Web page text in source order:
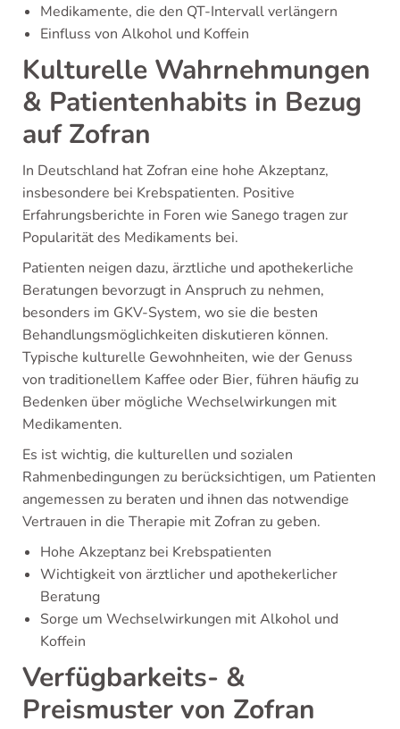
Medikamente, die den QT-Intervall verlängern
Einfluss von Alkohol und Koffein
Kulturelle Wahrnehmungen
& Patientenhabits in Bezug
auf Zofran
In Deutschland hat Zofran eine hohe Akzeptanz,
insbesondere bei Krebspatienten. Positive
Erfahrungsberichte in Foren wie Sanego tragen zur
Popularität des Medikaments bei.
Patienten neigen dazu, ärztliche und apothekerliche
Beratungen bevorzugt in Anspruch zu nehmen,
besonders im GKV-System, wo sie die besten
Behandlungsmöglichkeiten diskutieren können.
Typische kulturelle Gewohnheiten, wie der Genuss
von traditionellem Kaffee oder Bier, führen häufig zu
Bedenken über mögliche Wechselwirkungen mit
Medikamenten.
Es ist wichtig, die kulturellen und sozialen
Rahmenbedingungen zu berücksichtigen, um Patienten
angemessen zu beraten und ihnen das notwendige
Vertrauen in die Therapie mit Zofran zu geben.
Hohe Akzeptanz bei Krebspatienten
Wichtigkeit von ärztlicher und apothekerlicher
Beratung
Sorge um Wechselwirkungen mit Alkohol und
Koffein
Verfügbarkeits- &
Preismuster von Zofran